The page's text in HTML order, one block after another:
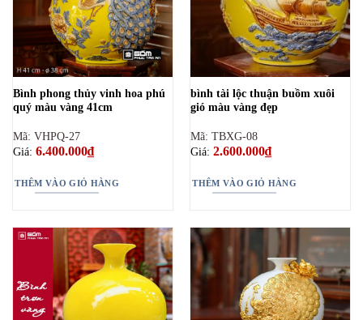
Bình phong thủy vinh hoa phú
quý màu vàng 41cm
Mã: VHPQ-27
Giá: 6.400.000₫
THÊM VÀO GIỎ HÀNG
bình tài lộc thuận buồm xuôi
gió màu vàng đẹp
Mã: TBXG-08
Giá: 2.600.000₫
THÊM VÀO GIỎ HÀNG